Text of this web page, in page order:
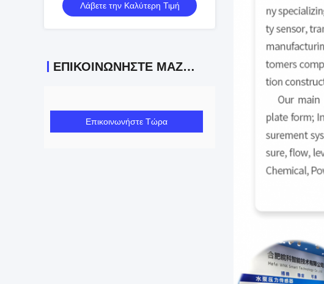
0,2 τοις εκατό FS ανά Έτος Σχεδιασμός
OEM
Λάβετε την Καλύτερη Τιμή
ΕΠΙΚΟΙΝΩΝΉΣΤΕ ΜΑΖΊ ΜΑΣ
Επικοινωνήστε Τώρα